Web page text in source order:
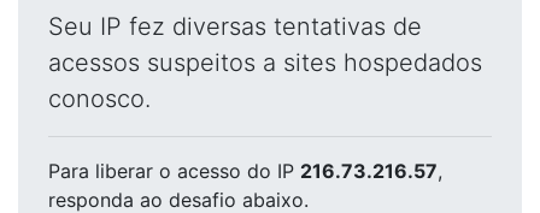
Seu IP fez diversas tentativas de
acessos suspeitos a sites hospedados
conosco.
Para liberar o acesso do IP 216.73.216.57,
responda ao desafio abaixo.